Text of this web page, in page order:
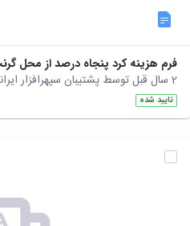
فرم هزینه کرد پنجاه درصد از محل گرنت
تایید شده